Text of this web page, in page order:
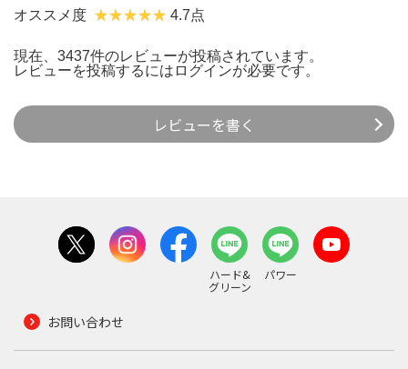
オススメ度 4.7点
現在、3437件のレビューが投稿されています。
レビューを投稿するには ログインが必要です。
レビューを書く
ハード&
グリーン
パワー
お問い合わせ